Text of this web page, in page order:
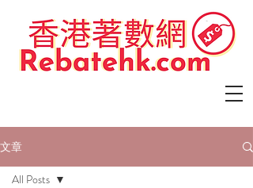
文章
All Posts